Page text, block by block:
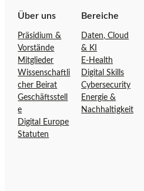
i
t
e
d
e
r
D
i
e
n
s
i
v
e
Ö
s
Über uns
Präsidium &
Vorstände
Mitglieder
Wissenschaftli
cher Beirat
Geschäftsstell
e
Digital Europe
Statuten
Bereiche
Daten, Cloud
& KI
E-Health
Digital Skills
Cybersecurity
Energie &
Nachhaltigkeit